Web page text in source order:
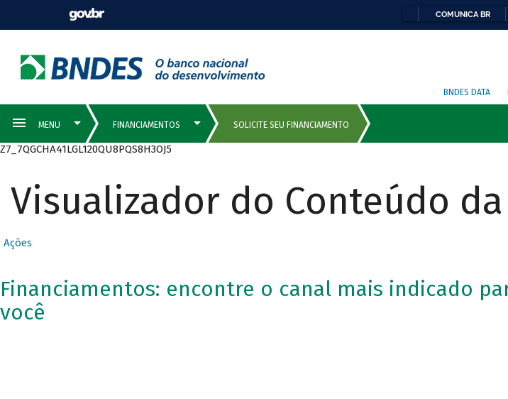
COMUNICA BR
BNDES DATA
Z7_7QGCHA41LGL120QU8PQS8H3OJ5
Visualizador do Conteúdo da
Ações
Financiamentos: encontre o canal mais indicado
você